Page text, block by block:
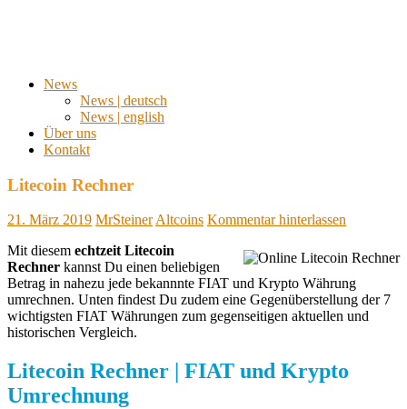
News
News | deutsch
News | english
Über uns
Kontakt
Litecoin Rechner
21. März 2019 MrSteinerAltcoins Kommentar hinterlassen
Mit diesem echtzeit Litecoin
Rechner kannst Du einen beliebigen
Betrag in nahezu jede bekannnte FIAT und Krypto Währung
umrechnen. Unten findest Du zudem eine Gegenüberstellung der 7
wichtigsten FIAT Währungen zum gegenseitigen aktuellen und
historischen Vergleich.
Litecoin Rechner | FIAT und Krypto
Umrechnung